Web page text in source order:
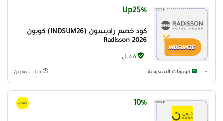
Up25%
كود خصم راديسون (INDSUM26) كوبون
Radisson 2026
فعال
كوبونات السعودية قبل شهرين
10%